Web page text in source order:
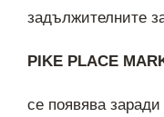
задължителните
PIKE PLACE
се появява